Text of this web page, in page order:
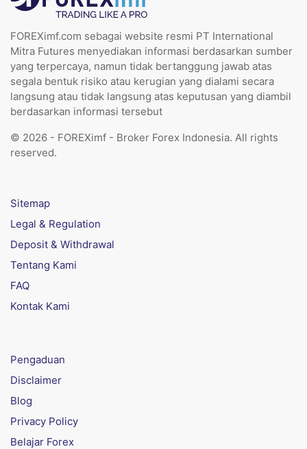
FOREXimf.com sebagai website resmi PT International
Mitra Futures menyediakan informasi berdasarkan sumber
yang terpercaya, namun tidak bertanggung jawab atas
segala bentuk risiko atau kerugian yang dialami secara
langsung atau tidak langsung atas keputusan yang diambil
berdasarkan informasi tersebut
© 2026 - FOREXimf - Broker Forex Indonesia. All rights
reserved.
Sitemap
Legal & Regulation
Deposit & Withdrawal
Tentang Kami
FAQ
Kontak Kami
Pengaduan
Disclaimer
Blog
Privacy Policy
Belajar Forex